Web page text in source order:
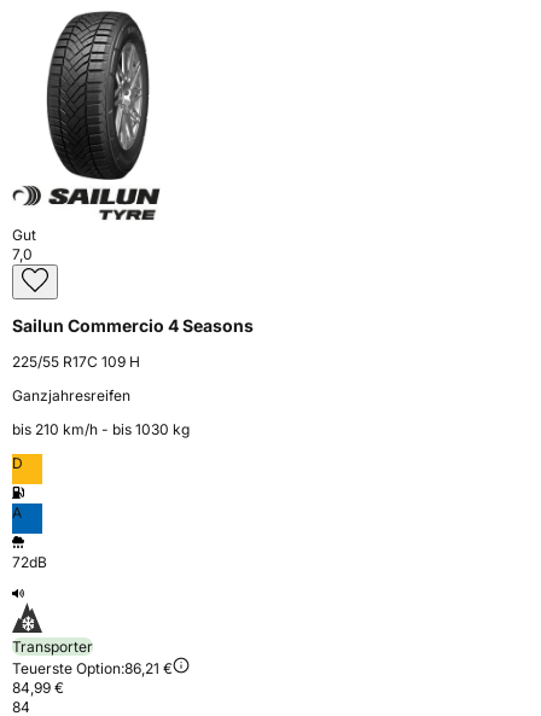
Gut
7,0
Sailun Commercio 4 Seasons
225/55 R17C 109 H
Ganzjahresreifen
bis 210 km⁠/⁠h - bis 1030 kg
D
A
72dB
Transporter
Teuerste Option:86,21 €
84,99 €
84